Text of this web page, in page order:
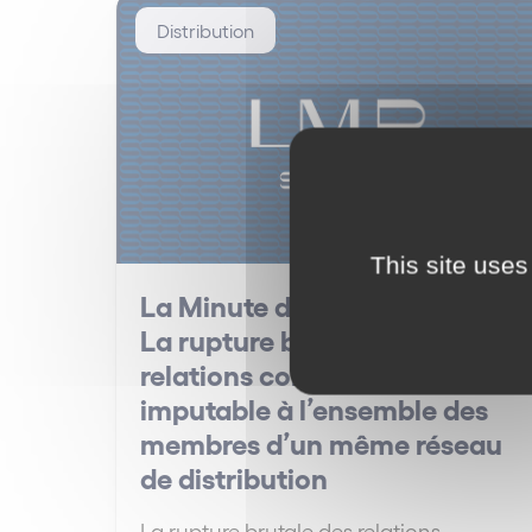
Distribution
La Minute des Réseaux #23 –
La rupture brutale des
relations commerciales
imputable à l’ensemble des
membres d’un même réseau
de distribution
This site